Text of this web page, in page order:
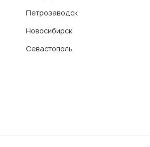
Петрозаводск
Новосибирск
Севастополь